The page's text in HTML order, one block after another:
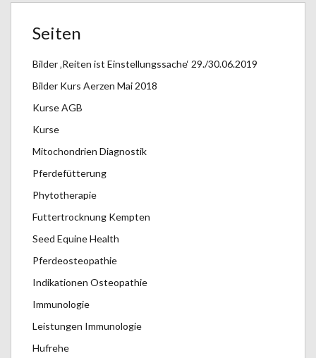
Seiten
Bilder ‚Reiten ist Einstellungssache‘ 29./30.06.2019
Bilder Kurs Aerzen Mai 2018
Kurse AGB
Kurse
Mitochondrien Diagnostik
Pferdefütterung
Phytotherapie
Futtertrocknung Kempten
Seed Equine Health
Pferdeosteopathie
Indikationen Osteopathie
Immunologie
Leistungen Immunologie
Hufrehe